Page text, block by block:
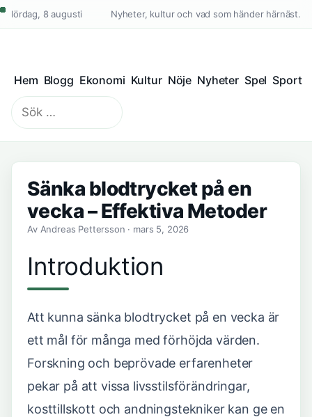
lördag, 8 augusti Nyheter, kultur och vad som händer härnäst.
Hem Blogg Ekonomi Kultur Nöje Nyheter Spel Sport
Sök
efter:
Sänka blodtrycket på en
vecka – Effektiva Metoder
Av Andreas Pettersson · mars 5, 2026
Introduktion
Att kunna sänka blodtrycket på en vecka är
ett mål för många med förhöjda värden.
Forskning och beprövade erfarenheter
pekar på att vissa livsstilsförändringar,
kosttillskott och andningstekniker kan ge en